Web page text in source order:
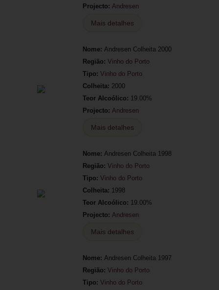
Projecto: Andresen
Mais detalhes
Nome: Andresen Colheita 2000
Região: Vinho do Porto
Tipo: Vinho do Porto
Colheita: 2000
Teor Alcoólico: 19.00%
Projecto: Andresen
Mais detalhes
Nome: Andresen Colheita 1998
Região: Vinho do Porto
Tipo: Vinho do Porto
Colheita: 1998
Teor Alcoólico: 19.00%
Projecto: Andresen
Mais detalhes
Nome: Andresen Colheita 1997
Região: Vinho do Porto
Tipo: Vinho do Porto